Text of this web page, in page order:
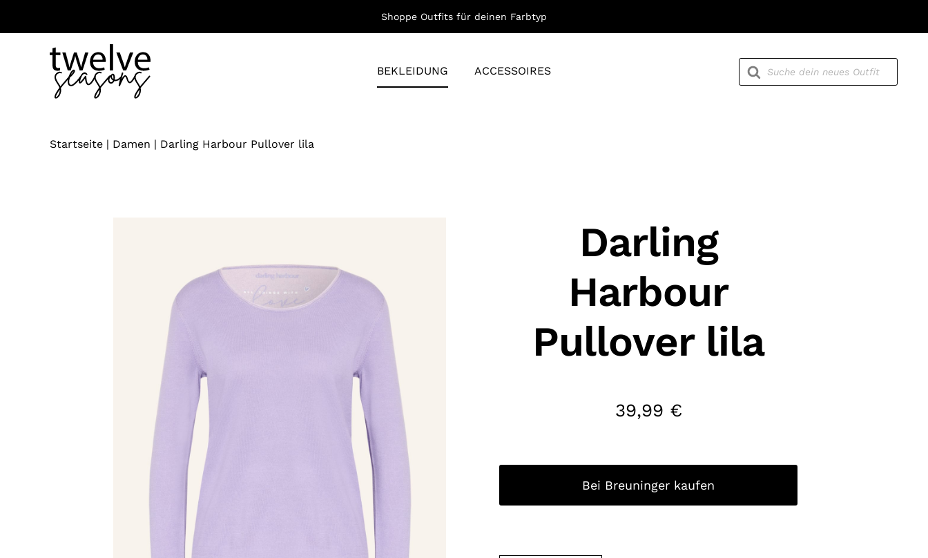
Shoppe Outfits für deinen Farbtyp
BEKLEIDUNG ACCESSOIRES
Products
search
Startseite| Damen | Darling Harbour Pullover lila
Darling
Harbour
Pullover lila
39,99 €
Bei Breuninger kaufen